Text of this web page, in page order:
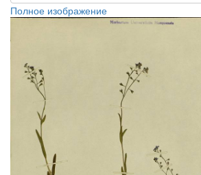
Полное изображение